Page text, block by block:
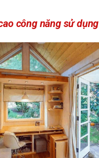
công năng sử dụng